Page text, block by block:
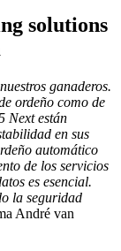
solutions
ganaderos.
ordeño como de
Next están
en sus
automático
de los servicios
es esencial.
la seguridad
André van